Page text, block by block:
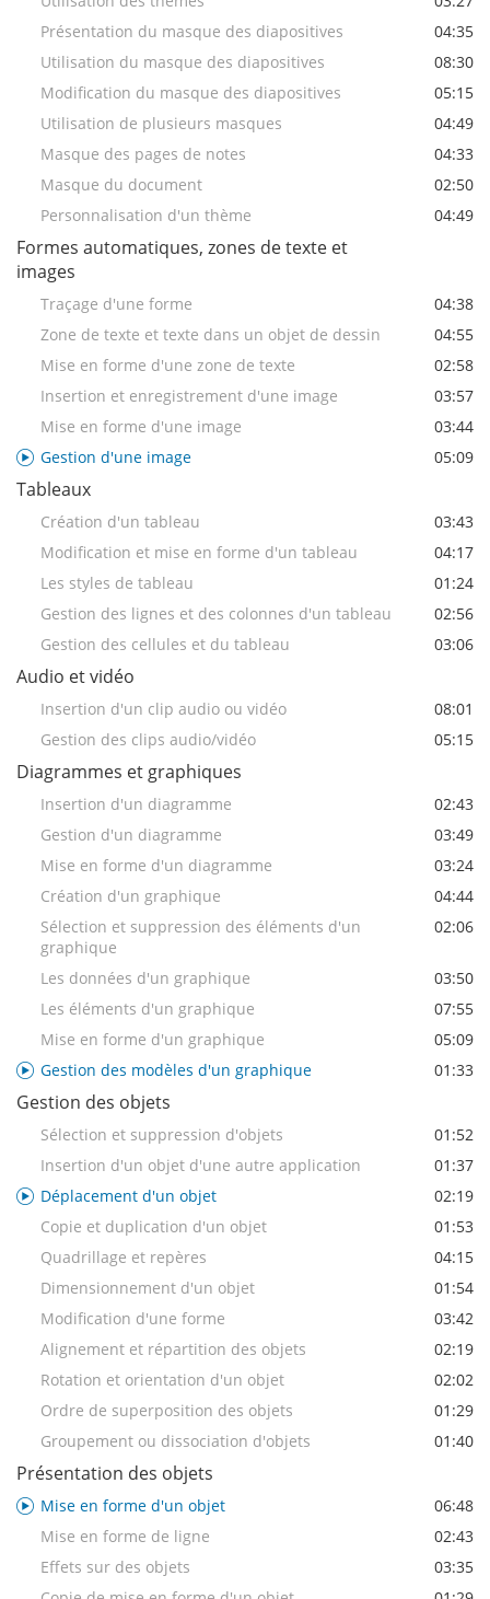
Présentation du masque des diapositives
04:35
Utilisation du masque des diapositives
08:30
Modification du masque des diapositives
05:15
Utilisation de plusieurs masques
04:49
Masque des pages de notes
04:33
Masque du document
02:50
Personnalisation d'un thème
04:49
Formes automatiques, zones de texte et
images
Traçage d'une forme
04:38
Zone de texte et texte dans un objet de dessin
04:55
Mise en forme d'une zone de texte
02:58
Insertion et enregistrement d'une image
03:57
Mise en forme d'une image
03:44
Gestion d'une image
05:09
Tableaux
Création d'un tableau
03:43
Modification et mise en forme d'un tableau
04:17
Les styles de tableau
01:24
Gestion des lignes et des colonnes d'un tableau
02:56
Gestion des cellules et du tableau
03:06
Audio et vidéo
Insertion d'un clip audio ou vidéo
08:01
Gestion des clips audio/vidéo
05:15
Diagrammes et graphiques
Insertion d'un diagramme
02:43
Gestion d'un diagramme
03:49
Mise en forme d'un diagramme
03:24
Création d'un graphique
04:44
Sélection et suppression des éléments d'un
graphique
02:06
Les données d'un graphique
03:50
Les éléments d'un graphique
07:55
Mise en forme d'un graphique
05:09
Gestion des modèles d'un graphique
01:33
Gestion des objets
Sélection et suppression d'objets
01:52
Insertion d'un objet d'une autre application
01:37
Déplacement d'un objet
02:19
Copie et duplication d'un objet
01:53
Quadrillage et repères
04:15
Dimensionnement d'un objet
01:54
Modification d'une forme
03:42
Alignement et répartition des objets
02:19
Rotation et orientation d'un objet
02:02
Ordre de superposition des objets
01:29
Groupement ou dissociation d'objets
01:40
Présentation des objets
Mise en forme d'un objet
06:48
Mise en forme de ligne
02:43
Effets sur des objets
03:35